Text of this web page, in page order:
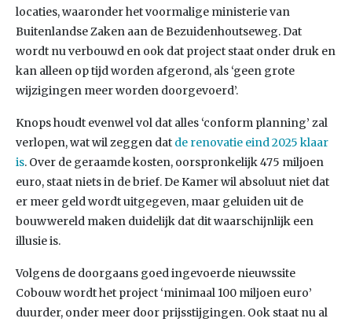
locaties, waaronder het voormalige ministerie van
Buitenlandse Zaken aan de Bezuidenhoutseweg. Dat
wordt nu verbouwd en ook dat project staat onder druk en
kan alleen op tijd worden afgerond, als ‘geen grote
wijzigingen meer worden doorgevoerd’.
Knops houdt evenwel vol dat alles ‘conform planning’ zal
verlopen, wat wil zeggen dat de renovatie eind 2025 klaar
is. Over de geraamde kosten, oorspronkelijk 475 miljoen
euro, staat niets in de brief. De Kamer wil absoluut niet dat
er meer geld wordt uitgegeven, maar geluiden uit de
bouwwereld maken duidelijk dat dit waarschijnlijk een
illusie is.
Volgens de doorgaans goed ingevoerde nieuwssite
Cobouw wordt het project ‘minimaal 100 miljoen euro’
duurder, onder meer door prijsstijgingen. Ook staat nu al